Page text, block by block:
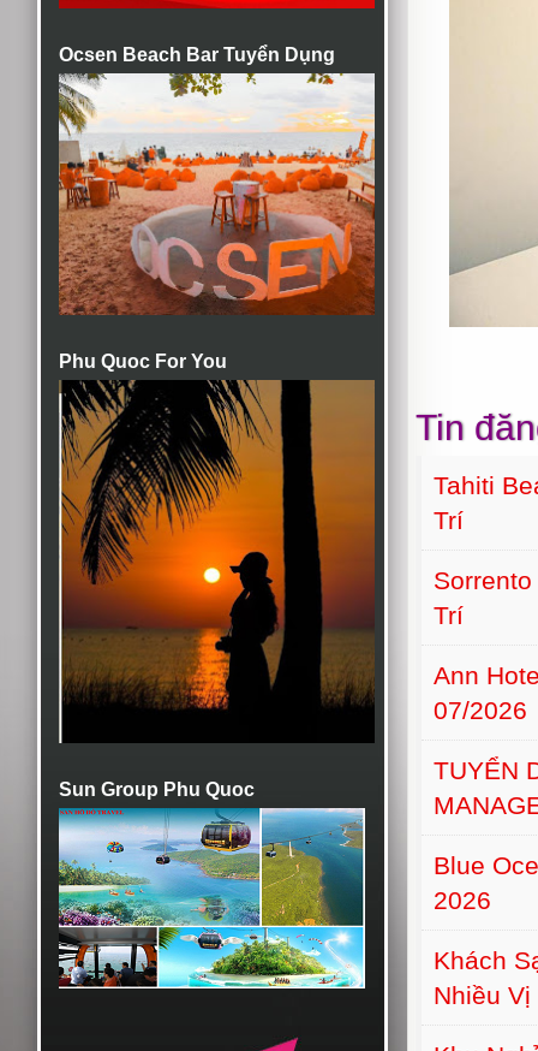
Ocsen Beach Bar Tuyển Dụng
Phu Quoc For You
Sun Group Phu Quoc
Tin
Tahiti
Trí
Trí
Ann
07/2026
TUYỂN
Blue
2026
Khách
Nhiều Vị